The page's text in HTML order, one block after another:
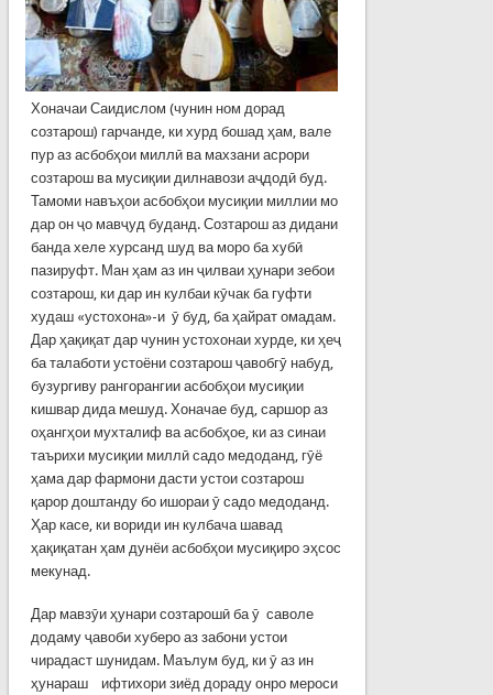
Хоначаи Саидислом (чунин ном дорад
созтарош) гарчанде, ки хурд бошад ҳам, вале
пур аз асбобҳои миллӣ ва махзани асрори
созтарош ва мусиқии дилнавози аҷдодӣ буд.
Тамоми навъҳои асбобҳои мусиқии миллии мо
дар он ҷо мавҷуд буданд. Созтарош аз дидани
банда хеле хурсанд шуд ва моро ба хубӣ
пазируфт. Ман ҳам аз ин ҷилваи ҳунари зебои
созтарош, ки дар ин кулбаи кӯчак ба гуфти
худаш «устохона»-и ӯ буд, ба ҳайрат омадам.
Дар ҳақиқат дар чунин устохонаи хурде, ки ҳеҷ
ба талаботи устоёни созтарош ҷавобгӯ набуд,
бузургиву рангорангии асбобҳои мусиқии
кишвар дида мешуд. Хоначае буд, саршор аз
оҳангҳои мухталиф ва асбобҳое, ки аз синаи
таърихи мусиқии миллӣ садо медоданд, гӯё
ҳама дар фармони дасти устои созтарош
қарор доштанду бо ишораи ӯ садо медоданд.
Ҳар касе, ки вориди ин кулбача шавад
ҳақиқатан ҳам дунёи асбобҳои мусиқиро эҳсос
мекунад.
Дар мавзӯи ҳунари созтарошӣ ба ӯ саволе
додаму ҷавоби хуберо аз забони устои
чирадаст шунидам. Маълум буд, ки ӯ аз ин
ҳунараш ифтихори зиёд дораду онро мероси